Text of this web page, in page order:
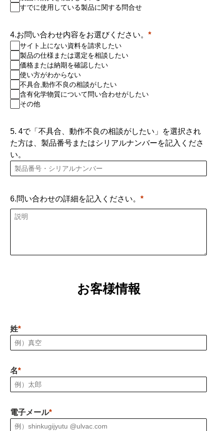
すでに使用している製品に関する問合せ
4.お問い合わせ内容をお選びください。
サイト上にない資料を請求したい
製品の仕様または選定を相談したい
価格または納期を確認したい
使い方がわからない
不具合,動作不良の相談がしたい
含有化学物質について問い合わせがしたい
その他
5. 4で「不具合、動作不良の相談がしたい」を選択され
た方は、製品番号またはシリアルナンバーを記入くださ
い。
6.問い合わせの詳細を記入ください。
お客様情報
姓
名
電子メール